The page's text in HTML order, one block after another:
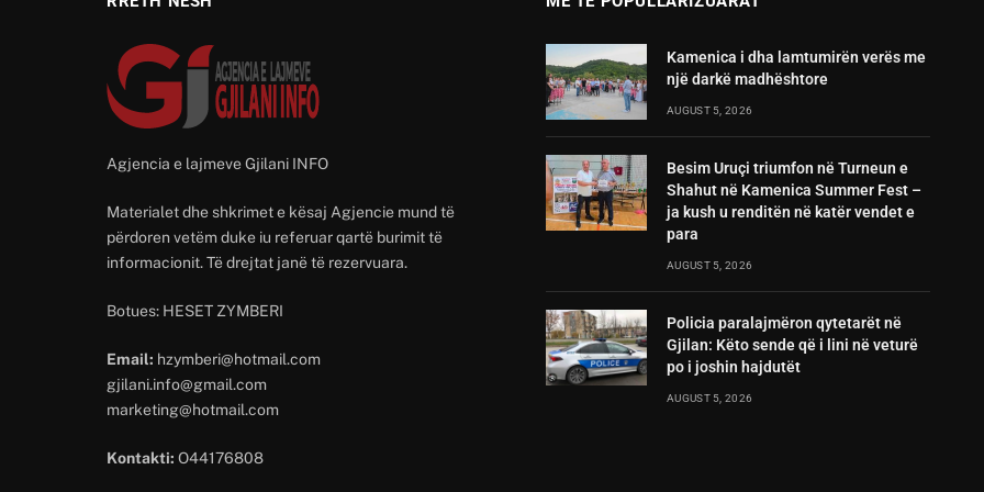
Agjencia e lajmeve Gjilani INFO
Materialet dhe shkrimet e kësaj Agjencie mund të
përdoren vetëm duke iu referuar qartë burimit të
informacionit. Të drejtat janë të rezervuara.
Botues: HESET ZYMBERI
Email: hzymberi@hotmail.com
gjilani.info@gmail.com
marketing@hotmail.com
Kontakti: O44176808
Kamenica i dha lamtumirën verës me
një darkë madhështore
AUGUST 5, 2026
Besim Uruçi triumfon në Turneun e
Shahut në Kamenica Summer Fest –
ja kush u renditën në katër vendet e
para
AUGUST 5, 2026
Policia paralajmëron qytetarët në
Gjilan: Këto sende që i lini në veturë
po i joshin hajdutët
AUGUST 5, 2026